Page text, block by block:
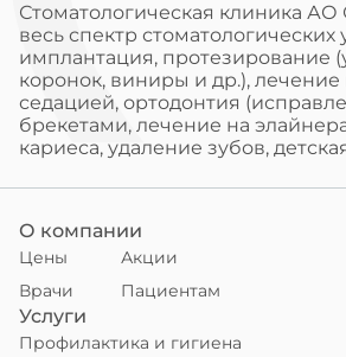
Стоматологическая клиника АО
весь спектр стоматологических
имплантация, протезирование
коронок, виниры и др.),
седацией, ортодонтия
брекетами, лечение на
кариеса, удаление зубов,
О компании
Цены
Акции
Врачи
Пациентам
Услуги
Профилактика и гигиена